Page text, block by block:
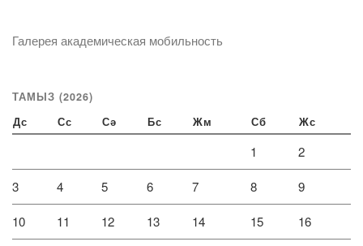
Галерея академическая мобильность
ТАМЫЗ (2026)
Дс Сс Сә Бс Жм Сб Жс
1 2
3 4 5 6 7 8 9
10 11 12 13 14 15 16